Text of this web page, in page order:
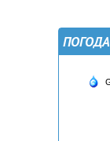
ПОГОДА